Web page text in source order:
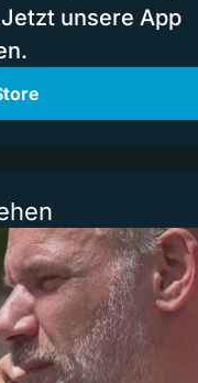
unsere App